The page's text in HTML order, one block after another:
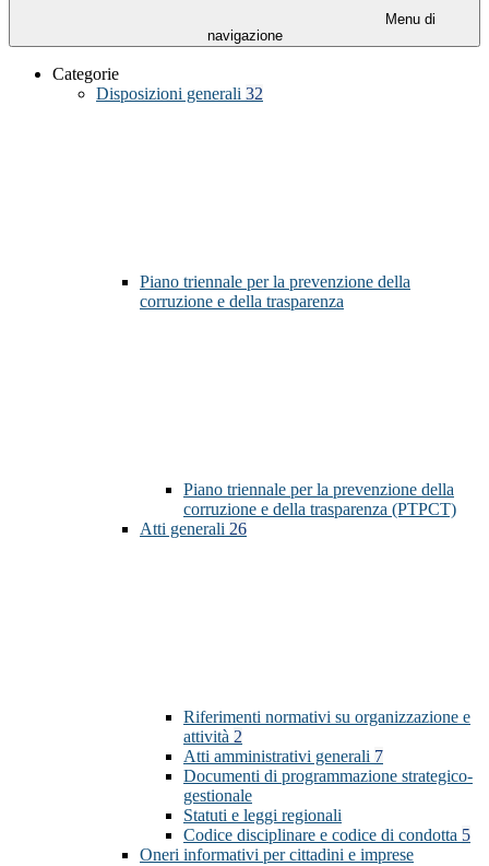
Menu di
navigazione
Categorie
Disposizioni generali 32
Piano triennale per la prevenzione della
corruzione e della trasparenza
Piano triennale per la prevenzione della
corruzione e della trasparenza (PTPCT)
Atti generali 26
Riferimenti normativi su organizzazione e
attività 2
Atti amministrativi generali 7
Documenti di programmazione strategico-
gestionale
Statuti e leggi regionali
Codice disciplinare e codice di condotta 5
Oneri informativi per cittadini e imprese